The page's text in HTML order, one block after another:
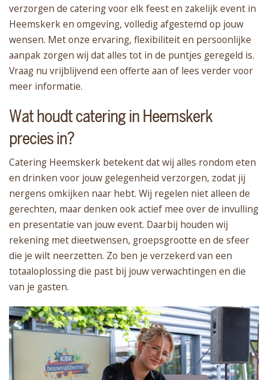
verzorgen de catering voor elk feest en zakelijk event in
Heemskerk en omgeving, volledig afgestemd op jouw
wensen. Met onze ervaring, flexibiliteit en persoonlijke
aanpak zorgen wij dat alles tot in de puntjes geregeld is.
Vraag nu vrijblijvend een offerte aan of lees verder voor
meer informatie.
Wat houdt catering in Heemskerk
precies in?
Catering Heemskerk betekent dat wij alles rondom eten
en drinken voor jouw gelegenheid verzorgen, zodat jij
nergens omkijken naar hebt. Wij regelen niet alleen de
gerechten, maar denken ook actief mee over de invulling
en presentatie van jouw event. Daarbij houden wij
rekening met dieetwensen, groepsgrootte en de sfeer
die je wilt neerzetten. Zo ben je verzekerd van een
totaaloplossing die past bij jouw verwachtingen en die
van je gasten.